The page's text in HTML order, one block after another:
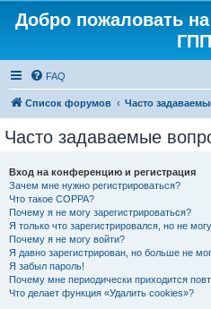
Добро пожаловать
FAQ
Список форумов Часто
Часто задаваемые
Вход на конференцию и регистрация
Зачем мне нужно регистрироваться?
Что такое COPPA?
Почему я не могу зарегистрироваться?
Я только что зарегистрировался, но не
Почему я не могу войти?
Я давно зарегистрирован, но больше не
Я забыл пароль!
Почему мне периодически приходится
Что делает функция «Удалить cookies»?